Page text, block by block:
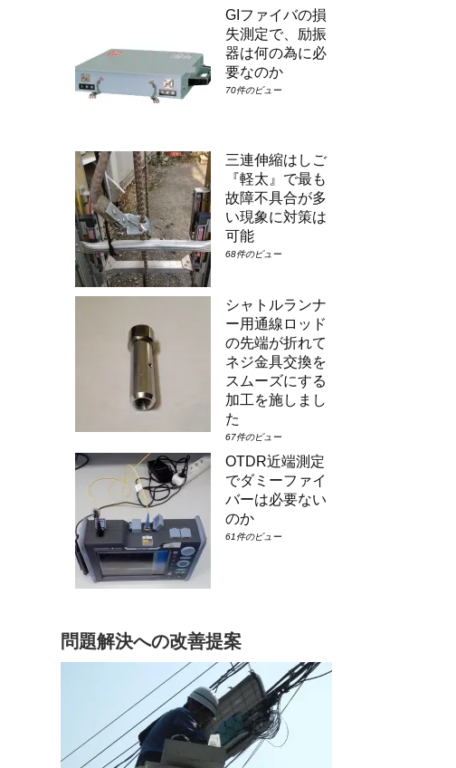
GIファイバの損
失測定で、励振
器は何の為に必
要なのか
70件のビュー
三連伸縮はしご
『軽太』で最も
故障不具合が多
い現象に対策は
可能
68件のビュー
シャトルランナ
ー用通線ロッド
の先端が折れて
ネジ金具交換を
スムーズにする
加工を施しまし
た
67件のビュー
OTDR近端測定
でダミーファイ
バーは必要ない
のか
61件のビュー
問題解決への改善提案